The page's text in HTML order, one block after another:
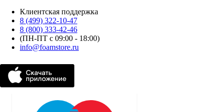
Клиентская поддержка
8 (499) 322-10-47
8 (800) 333-42-46
(ПН-ПТ с 09:00 - 18:00)
info@foamstore.ru